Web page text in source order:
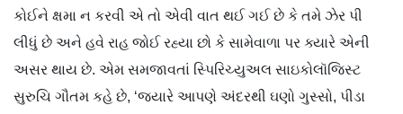
કોઈને ક્ષમા ન કરવી એ તો એવી વાત થઈ ગઈ છે કે તમે ઝેર પી
લીધું છે અને હવે રાહ જોઈ રહ્યા છો કે સામેવાળા પર ક્યારે એની
અસર થાય છે. એમ સમજાવતાં સ્પિરિચ્યુઅલ સાઇકોલૉજિસ્ટ
સુરુચિ ગૌતમ કહે છે, ‘જ્યારે આપણે અંદરથી ઘણો ગુસ્સો, પીડા